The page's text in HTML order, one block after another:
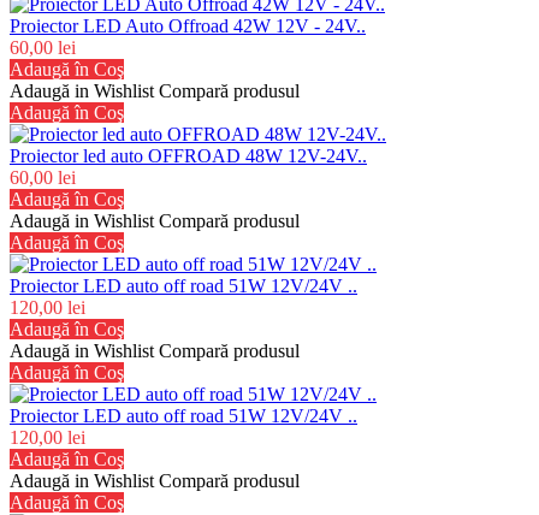
Proiector LED Auto Offroad 42W 12V - 24V..
60,00 lei
Adaugă în Coş
Adaugă in Wishlist Compară produsul
Adaugă în Coş
Proiector led auto OFFROAD 48W 12V-24V..
60,00 lei
Adaugă în Coş
Adaugă in Wishlist Compară produsul
Adaugă în Coş
Proiector LED auto off road 51W 12V/24V ..
120,00 lei
Adaugă în Coş
Adaugă in Wishlist Compară produsul
Adaugă în Coş
Proiector LED auto off road 51W 12V/24V ..
120,00 lei
Adaugă în Coş
Adaugă in Wishlist Compară produsul
Adaugă în Coş